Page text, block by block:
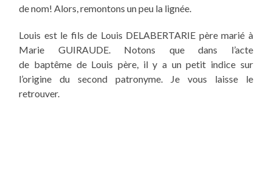
de nom! Alors , remontons un peu la lignée.
Louis est le fils de Louis DELABERTARIE pèremarié à
Marie GUIRAUDE. Notons que dans l’acte
de baptême de Louis père, il y a un petit indice sur
l’origine du second patronyme. Je vous laisse le
retrouver.